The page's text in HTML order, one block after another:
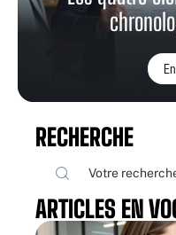
RECHERCHE
ARTICLES EN